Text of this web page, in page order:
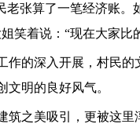
张算了一笔经济账
笑着说：“现在大家
的深入开展，村民
明的良好风气。
之美吸引，更被这